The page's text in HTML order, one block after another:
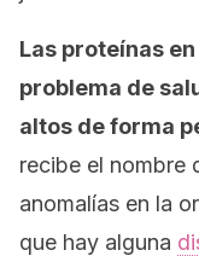
Las proteínas
problema de
altos de forma
recibe el nombre
anomalías en la
que hay alguna